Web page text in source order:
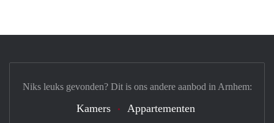
Niks leuks gevonden? Dit is ons andere aanbod in Arnhem:
Kamers Appartementen